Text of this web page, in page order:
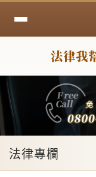
法律專欄